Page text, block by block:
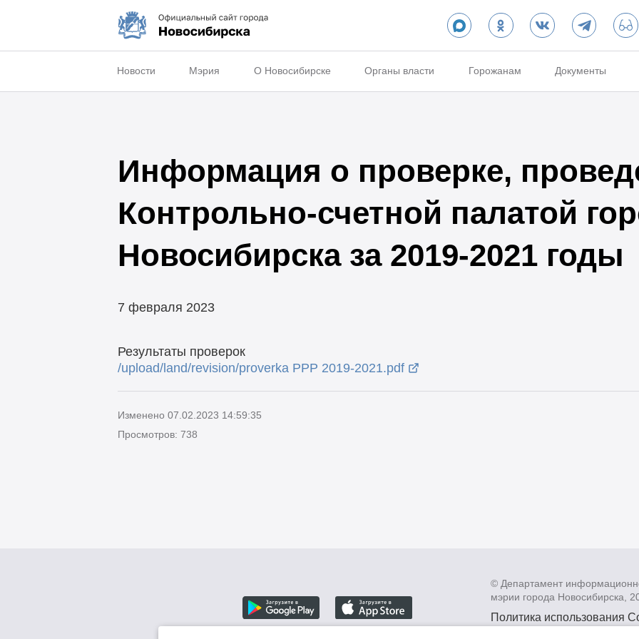
Новости Мэрия О Новосибирске Органы власти Горожанам Документы
Информация о проверке,
Контрольно-счетной палатой
Новосибирска за 2019-2021 годы
7 февраля 2023
Результаты проверок
/upload/land/revision/proverka PPP 2019-2021.pdf
Изменено 07.02.2023 14:59:35
Просмотров: 738
© Департамент
мэрии города Новосибирска,
Политика использования